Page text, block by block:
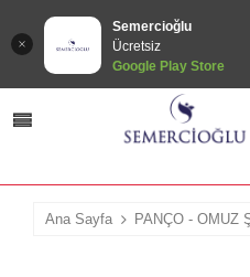
Semercioğlu
Ücretsiz
Google Play Store
Ana Sayfa PANÇO - OMUZ